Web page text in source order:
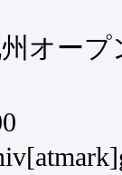
オープ